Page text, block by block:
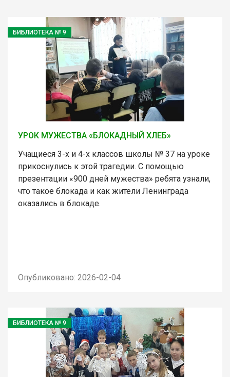
БИБЛИОТЕКА № 9
УРОК МУЖЕСТВА «БЛОКАДНЫЙ ХЛЕБ»
Учащиеся 3-х и 4-х классов школы № 37 на уроке
прикоснулись к этой трагедии. С помощью
презентации «900 дней мужества» ребята узнали,
что такое блокада и как жители Ленинграда
оказались в блокаде.
Опубликовано: 2026-02-04
БИБЛИОТЕКА № 9